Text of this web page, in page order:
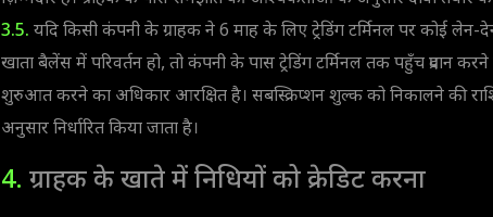
3.5. यदि किसी कंपनी के ग्राहक ने 6 माह के लिए ट्रेडिंग टर्मिनल पर कोई
खाता बैलेंस में परिवर्तन हो, तो कंपनी के पास ट्रेडिंग टर्मिनल तक पहुँच प्रदान
शुरुआत करने का अधिकार आरक्षित है। सबस्क्रिप्शन शुल्क को निकालने की राशि
अनुसार निर्धारित किया जाता है।
4. ग्राहक के खाते में निधियों को क्रेडिट करना